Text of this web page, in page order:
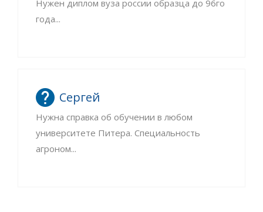
Нужен диплом вуза россии образца до 96го
года...
Сергей
Нужна справка об обучении в любом
университете Питера. Специальность
агроном...